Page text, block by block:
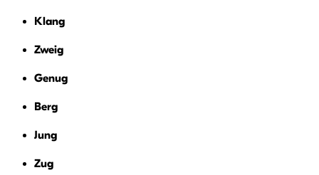
Klang
Zweig
Genug
Berg
Jung
Zug